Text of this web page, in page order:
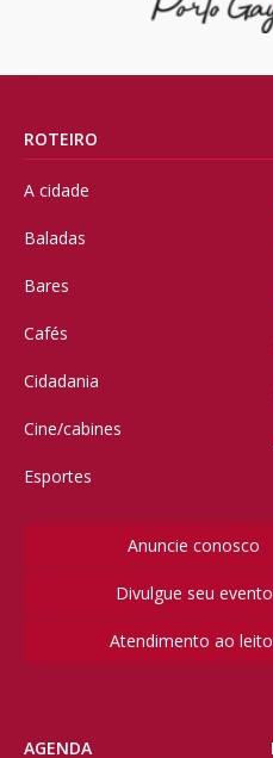
ROTEIRO
A cidade
Baladas
Bares
Cafés
Cidadania
Cine/cabines
Esportes
Anuncie conosco
Divulgue seu evento
Atendimento ao
AGENDA